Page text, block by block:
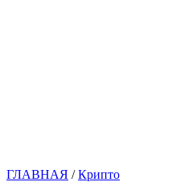
ГЛАВНАЯ /Крипто